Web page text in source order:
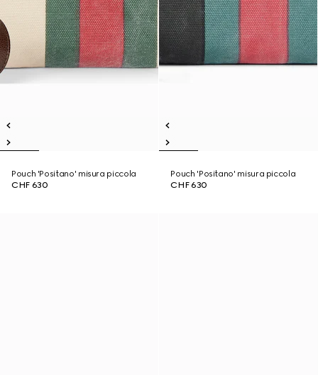
Pouch 'Positano' misura piccola
CHF 630
Pouch 'Positano' misura piccola
CHF 630